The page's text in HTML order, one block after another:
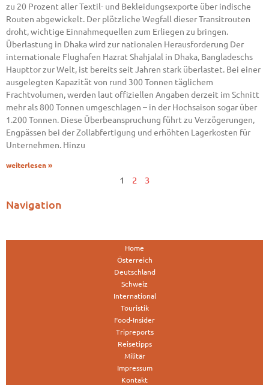
zu 20 Prozent aller Textil- und Bekleidungsexporte über indische
Routen abgewickelt. Der plötzliche Wegfall dieser Transitrouten
droht, wichtige Einnahmequellen zum Erliegen zu bringen.
Überlastung in Dhaka wird zur nationalen Herausforderung Der
internationale Flughafen Hazrat Shahjalal in Dhaka, Bangladeschs
Haupttor zur Welt, ist bereits seit Jahren stark überlastet. Bei einer
ausgelegten Kapazität von rund 300 Tonnen täglichem
Frachtvolumen, werden laut offiziellen Angaben derzeit im Schnitt
mehr als 800 Tonnen umgeschlagen – in der Hochsaison sogar über
1.200 Tonnen. Diese Überbeanspruchung führt zu Verzögerungen,
Engpässen bei der Zollabfertigung und erhöhten Lagerkosten für
Unternehmen. Hinzu
weiterlesen »
1 2 3
Navigation
Home
Österreich
Deutschland
Schweiz
International
Touristik
Food-Insider
Tripreports
Reisetipps
Militär
Impressum
Kontakt